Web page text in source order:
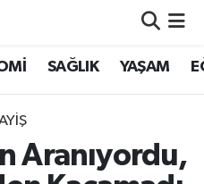
SAĞLIK YAŞAM
Aranıyordu,